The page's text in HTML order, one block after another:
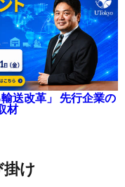
送改革」 先行企業の
材
掛け